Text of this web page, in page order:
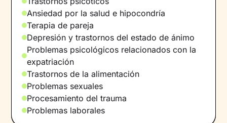
que atraviesan. Considero importante respetar
los ritmos de cada persona para lograr
cambios consolidados y duraderos.
Sobre mí
En mis tiempos libres disfruto mucho del
tiempo compartido con mi familia y amigos,
me gusta el senderismo por la sierra, mantener
una vida activa, cocinar algo nuevo, los paseos
diarios con mi perrita y viajar para visitar a
Ansiedad por la salud e hipocondría
Terapia de pareja
Depresión y trastornos del estado de ánimo
Problemas psicológicos relacionados con la
expatriación
Trastornos de la alimentación
Problemas sexuales
Procesamiento del trauma
Problemas laborales